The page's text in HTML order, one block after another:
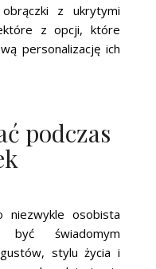
z ukrytymi
z opcji, które
personalizację ich
podczas
niezwykle osobista
świadomym
stylu życia i